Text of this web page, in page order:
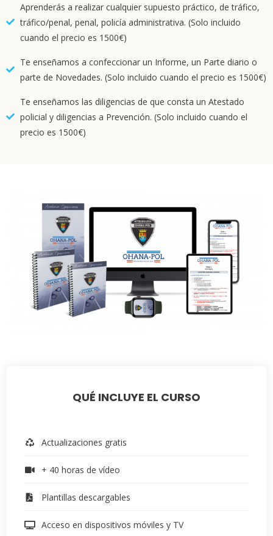
Aprenderás a realizar cualquier supuesto práctico, de tráfico,
tráfico/penal, penal, policía administrativa. (Solo incluido
cuando el precio es 1500€)
Te enseñamos a confeccionar un Informe, un Parte diario o
parte de Novedades. (Solo incluido cuando el precio es 1500€)
Te enseñamos las diligencias de que consta un Atestado
policial y diligencias a Prevención. (Solo incluido cuando el
precio es 1500€)
QUÉ INCLUYE EL CURSO
Actualizaciones gratis
+ 40 horas de vídeo
Plantillas descargables
Acceso en dispositivos móviles y TV